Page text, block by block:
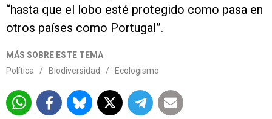
“hasta que el lobo esté protegido como pasa en
otros países como Portugal”.
MÁS SOBRE ESTE TEMA
Política
/ Biodiversidad / Ecologismo